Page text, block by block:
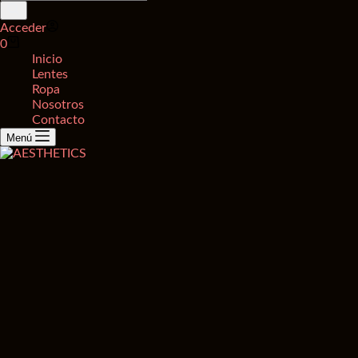
de
productos
Acceder
Carro
compra
0
Inicio
Lentes
Ropa
Nosotros
Contacto
Menú